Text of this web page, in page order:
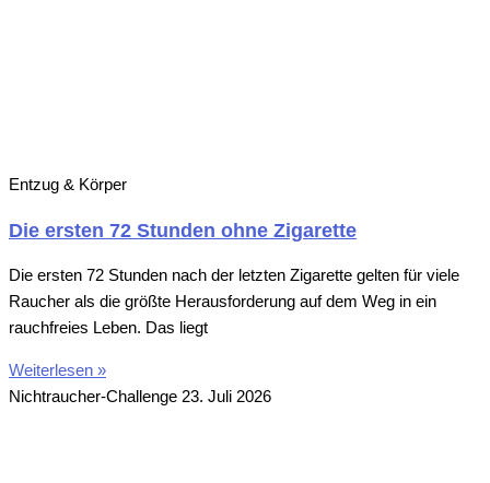
Entzug & Körper
Die ersten 72 Stunden ohne Zigarette
Die ersten 72 Stunden nach der letzten Zigarette gelten für viele
Raucher als die größte Herausforderung auf dem Weg in ein
rauchfreies Leben. Das liegt
Weiterlesen »
Nichtraucher-Challenge 23. Juli 2026